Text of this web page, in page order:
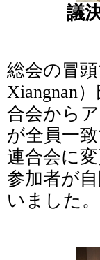
議
総会の冒
Xiangnan
合会から
が全員一
連合会に
参加者が
いました。